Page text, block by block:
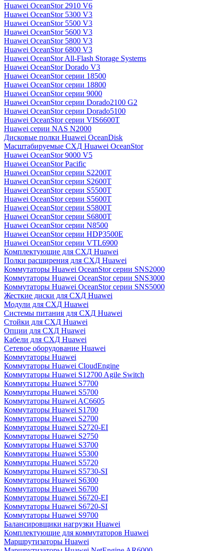
Huawei OceanStor 2910 V6
Huawei OceanStor 5300 V3
Huawei OceanStor 5500 V3
Huawei OceanStor 5600 V3
Huawei OceanStor 5800 V3
Huawei OceanStor 6800 V3
Huawei OceanStor All-Flash Storage Systems
Huawei OceanStor Dorado V3
Huawei OceanStor серии 18500
Huawei OceanStor серии 18800
Huawei OceanStor серии 9000
Huawei OceanStor серии Dorado2100 G2
Huawei OceanStor серии Dorado5100
Huawei OceanStor серии VIS6600T
Huawei серии NAS N2000
Дисковые полки Huawei OceanDisk
Масштабируемые СХД Huawei OceanStor
Huawei OceanStor 9000 V5
Huawei OceanStor Pacific
Huawei OceanStor серии S2200T
Huawei OceanStor серии S2600T
Huawei OceanStor серии S5500T
Huawei OceanStor серии S5600T
Huawei OceanStor серии S5800T
Huawei OceanStor серии S6800T
Huawei OceanStor серии N8500
Huawei OceanStor серии HDP3500E
Huawei OceanStor серии VTL6900
Комплектующие для СХД Huawei
Полки расширения для СХД Huawei
Коммутаторы Huawei OceanStor серии SNS2000
Коммутаторы Huawei OceanStor серии SNS3000
Коммутаторы Huawei OceanStor серии SNS5000
Жесткие диски для СХД Huawei
Модули для СХД Huawei
Системы питания для СХД Huawei
Стойки для СХД Huawei
Опции для СХД Huawei
Кабели для СХД Huawei
Сетевое оборудование Huawei
Коммутаторы Huawei
Коммутаторы Huawei CloudEngine
Коммутаторы Huawei S12700 Agile Switch
Коммутаторы Huawei S7700
Коммутаторы Huawei S5700
Коммутаторы Huawei AC6605
Коммутаторы Huawei S1700
Коммутаторы Huawei S2700
Коммутаторы Huawei S2720-EI
Коммутаторы Huawei S2750
Коммутаторы Huawei S3700
Коммутаторы Huawei S5300
Коммутаторы Huawei S5720
Коммутаторы Huawei S5730-SI
Коммутаторы Huawei S6300
Коммутаторы Huawei S6700
Коммутаторы Huawei S6720-EI
Коммутаторы Huawei S6720-SI
Коммутаторы Huawei S9700
Балансировщики нагрузки Huawei
Комплектующие для коммутаторов Huawei
Маршрутизаторы Huawei